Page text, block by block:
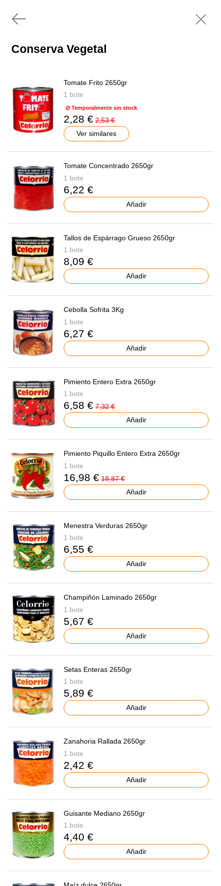
Conserva Vegetal
Tomate Frito 2650gr
1 bote
Temporalmente sin stock
2,28 € 2,53 €
Ver similares
Tomate Concentrado 2650gr
1 bote
6,22 €
Añadir
Tallos de Espárrago Grueso 2650gr
1 bote
8,09 €
Añadir
Cebolla Sofrita 3Kg
1 bote
6,27 €
Añadir
Pimiento Entero Extra 2650gr
1 bote
6,58 € 7,32 €
Añadir
Pimiento Piquillo Entero Extra 2650gr
1 bote
16,98 € 18,87 €
Añadir
Menestra Verduras 2650gr
1 bote
6,55 €
Añadir
Champiñón Laminado 2650gr
1 bote
5,67 €
Añadir
Setas Enteras 2650gr
1 bote
5,89 €
Añadir
Zanahoria Rallada 2650gr
1 bote
2,42 €
Añadir
Guisante Mediano 2650gr
1 bote
4,40 €
Añadir